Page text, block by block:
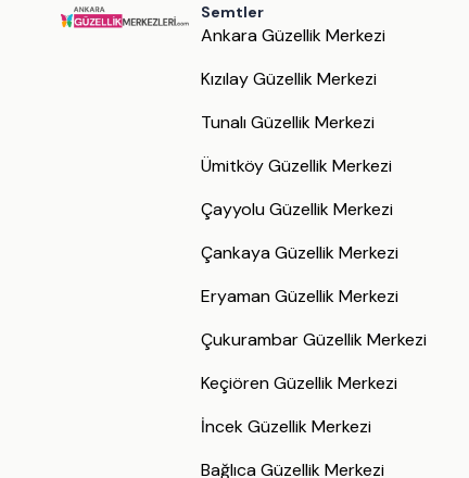
Semtler
Ankara Güzellik Merkezi
Kızılay Güzellik Merkezi
Tunalı Güzellik Merkezi
Ümitköy Güzellik Merkezi
Çayyolu Güzellik Merkezi
Çankaya Güzellik Merkezi
Eryaman Güzellik Merkezi
Çukurambar Güzellik Merkezi
Keçiören Güzellik Merkezi
İncek Güzellik Merkezi
Bağlıca Güzellik Merkezi